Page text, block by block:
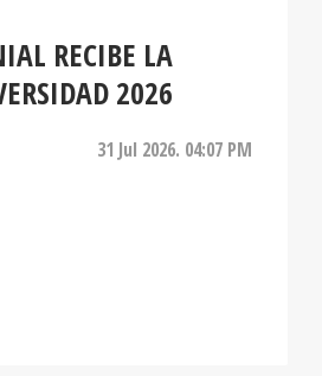
RECIBE LA
2026
31 Jul 2026. 04:07 PM